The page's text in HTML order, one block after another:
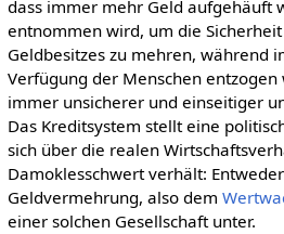
dass immer mehr Geld aufgehäuft
entnommen wird, um die
Geldbesitzes zu mehren, während
Verfügung der Menschen
immer unsicherer und einseitiger
Das Kreditsystem stellt eine
sich über die realen
Damoklesschwert verhält:
Geldvermehrung, also dem
einer solchen Gesellschaft unter.